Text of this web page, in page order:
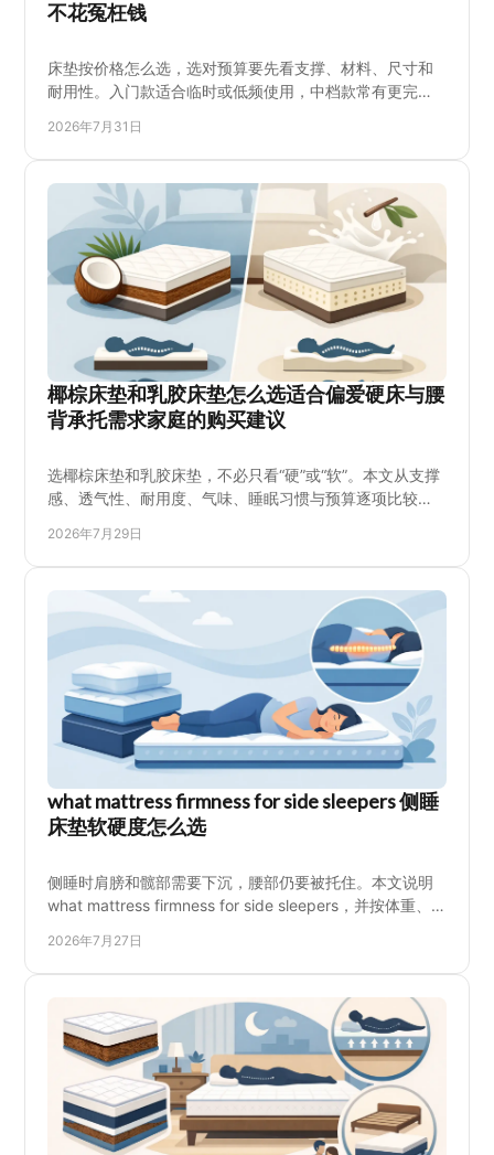
不花冤枉钱
床垫按价格怎么选，选对预算要先看支撑、材料、尺寸和
耐用性。入门款适合临时或低频使用，中档款常有更完整
和服务价值。本文帮助温哥华家庭比较偏硬、椰棕、紧面
床垫与加垫方案，避开只看折扣和只试几分钟的误区，再
按睡姿、体重、床架和送货需要，也能做更安心的购买决
2026年7月31日
椰棕床垫和乳胶床垫怎么选适合偏爱硬床与腰
背承托需求家庭的购买建议
选椰棕床垫和乳胶床垫，不必只看“硬”或“软”。本文从支撑
感、透气性、耐用度、气味、睡眠习惯与预算逐项比较，
并说明试躺时该检查哪些细节、尺寸搭配和送货前要确认
的问题，让购买前的比较更清楚，也更符合家中长期使用
需求，减少换床后的不适与额外花费。与退换麻烦
2026年7月29日
what mattress firmness for side sleepers 侧睡
床垫软硬度怎么选
侧睡时肩膀和髋部需要下沉，腰部仍要被托住。本文说明
what mattress firmness for side sleepers，并按体重、
垫何时适合侧睡，帮助您试躺时比较支撑、贴合度、翻身
感与预算。减少压肩、悬腰和下陷问题。选床更有把握，
2026年7月27日